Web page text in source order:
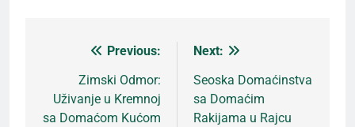
Кретање
чланка
Previous:
Zimski Odmor:
Uživanje u Kremnoj
sa Domaćom Kućom
Next:
Seoska Domaćinstva
sa Domaćim
Rakijama u Rajcu